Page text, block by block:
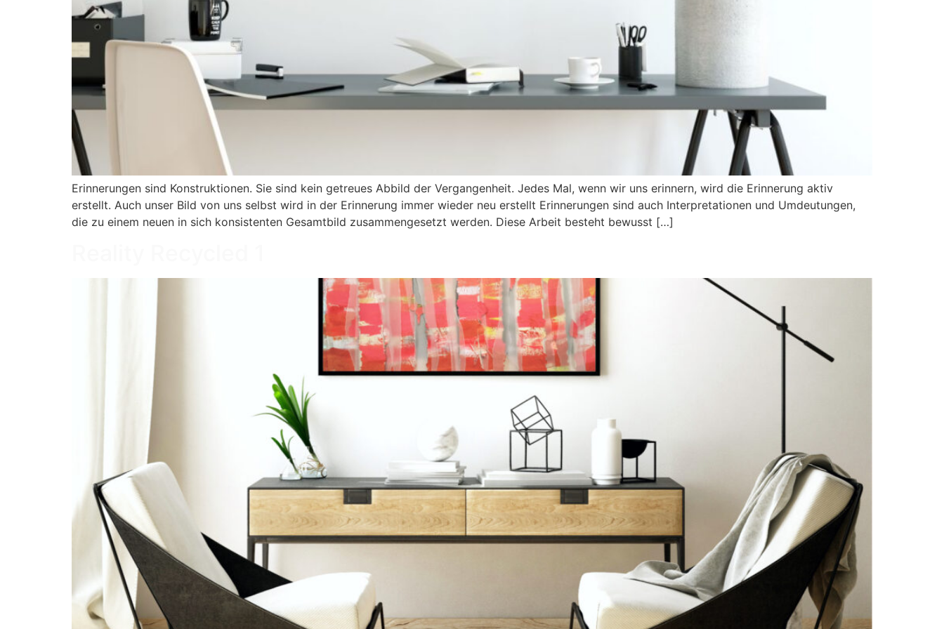
Erinnerungen sind Konstruktionen. Sie sind kein getreues Abbild der Vergangenheit. Jedes Mal, wenn wir uns erinnern, wird die Erinnerung aktiv
erstellt. Auch unser Bild von uns selbst wird in der Erinnerung immer wieder neu erstellt Erinnerungen sind auch Interpretationen und Umdeutungen,
die zu einem neuen in sich konsistenten Gesamtbild zusammengesetzt werden. Diese Arbeit besteht bewusst […]